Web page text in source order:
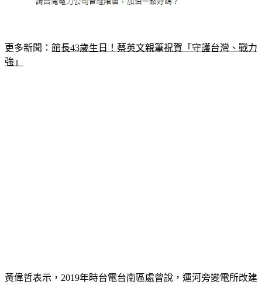
更多新聞： 館長43歲生日！蔡英文親筆祝賀「守護台灣、戰力
強」
黃偉哲表示，2019年時台電台南區處曾說，運河旁變電所改建